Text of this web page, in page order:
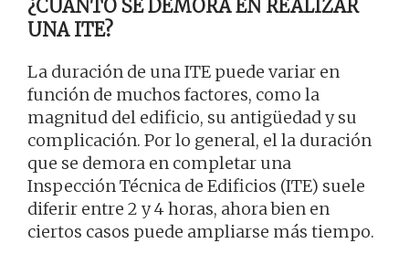
¿CUÁNTO SE DEMORA EN REALIZAR
UNA ITE?
La duración de una ITE puede variar en
función de muchos factores, como la
magnitud del edificio, su antigüedad y su
complicación. Por lo general, el la duración
que se demora en completar una
Inspección Técnica de Edificios (ITE) suele
diferir entre 2 y 4 horas, ahora bien en
ciertos casos puede ampliarse más tiempo.